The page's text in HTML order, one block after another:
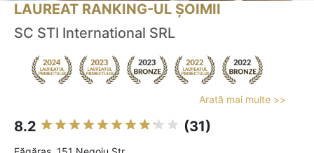
LAUREAT RANKING-UL ȘOIMII
SC STI International SRL
Arată mai multe >>
8.2 (31)